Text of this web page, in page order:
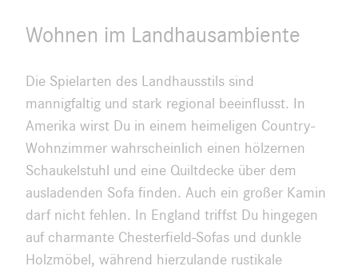
Wohnen im Landhausambiente
Die Spielarten des Landhausstils sind
mannigfaltig und stark regional beeinflusst. In
Amerika wirst Du in einem heimeligen Country-
Wohnzimmer wahrscheinlich einen hölzernen
Schaukelstuhl und eine Quiltdecke über dem
ausladenden Sofa finden. Auch ein großer Kamin
darf nicht fehlen. In England triffst Du hingegen
auf charmante Chesterfield-Sofas und dunkle
Holzmöbel, während hierzulande rustikale